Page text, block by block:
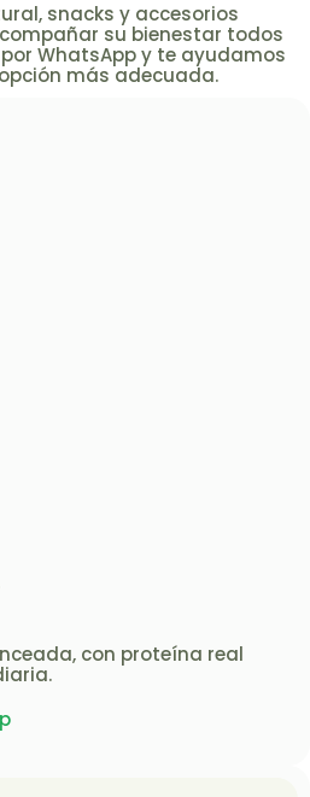
snacks y accesorios
su bienestar todos
WhatsApp y te ayudamos
más adecuada.
con proteína real